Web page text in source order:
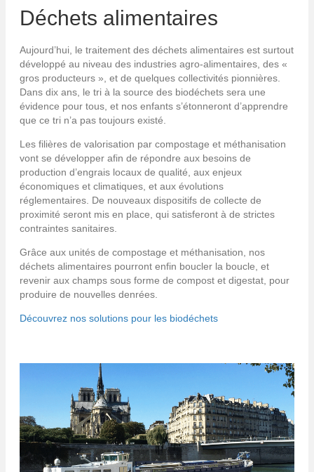
Déchets alimentaires
Aujourd’hui, le traitement des déchets alimentaires est surtout
développé au niveau des industries agro-alimentaires, des «
gros producteurs », et de quelques collectivités pionnières.
Dans dix ans, le tri à la source des biodéchets sera une
évidence pour tous, et nos enfants s’étonneront d’apprendre
que ce tri n’a pas toujours existé.
Les filières de valorisation par compostage et méthanisation
vont se développer afin de répondre aux besoins de
production d’engrais locaux de qualité, aux enjeux
économiques et climatiques, et aux évolutions
réglementaires. De nouveaux dispositifs de collecte de
proximité seront mis en place, qui satisferont à de strictes
contraintes sanitaires.
Grâce aux unités de compostage et méthanisation, nos
déchets alimentaires pourront enfin boucler la boucle, et
revenir aux champs sous forme de compost et digestat, pour
produire de nouvelles denrées.
Découvrez nos solutions pour les biodéchets